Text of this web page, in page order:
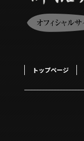
トップページ